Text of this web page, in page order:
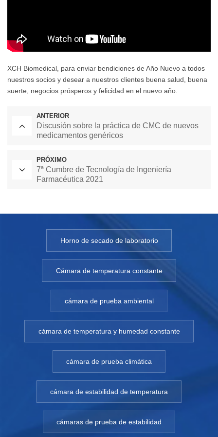
XCH Biomedical, para enviar bendiciones de Año Nuevo a todos
nuestros socios y desear a nuestros clientes buena salud, buena
suerte, negocios prósperos y felicidad en el nuevo año.
ANTERIOR
Discusión sobre la práctica de CMC de nuevos
medicamentos genéricos
PRÓXIMO
7ª Cumbre de Tecnología de Ingeniería
Farmacéutica 2021
Horno de secado de laboratorio
Cámara de temperatura constante
cámara de prueba ambiental
cámara de temperatura y humedad constante
cámara de prueba climática
cámara de estabilidad de temperatura
cámaras de prueba de estabilidad